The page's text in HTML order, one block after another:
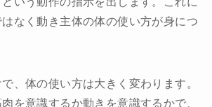
なく動き主体の体の使い方が身につ
、体の使い方は大きく変わります。
を意識するか動きを意識するかで、